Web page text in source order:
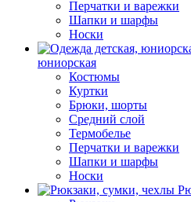
Перчатки и варежки
Шапки и шарфы
Носки
юниорская
Костюмы
Куртки
Брюки, шорты
Средний слой
Термобелье
Перчатки и варежки
Шапки и шарфы
Носки